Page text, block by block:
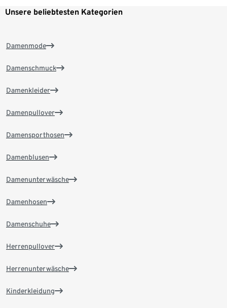
Unsere beliebtesten Kategorien
Damenmode
Damenschmuck
Damenkleider
Damenpullover
Damensporthosen
Damenblusen
Damenunterwäsche
Damenhosen
Damenschuhe
Herrenpullover
Herrenunterwäsche
Kinderkleidung